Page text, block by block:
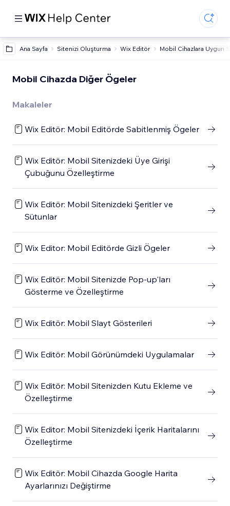
Ana Sayfa Sitenizi Oluşturma Wix Editör Mobil Cihazlara Uygun
Mobil Cihazda Diğer Ögeler
Makaleler
Wix Editör: Mobil Editörde Sabitlenmiş Ögeler
Wix Editör: Mobil Sitenizdeki Üye Girişi
Çubuğunu Özelleştirme
Wix Editör: Mobil Sitenizdeki Şeritler ve
Sütunlar
Wix Editor: Mobil Editörde Gizli Ögeler
Wix Editör: Mobil Sitenizde Pop-up'ları
Gösterme ve Özelleştirme
Wix Editör: Mobil Slayt Gösterileri
Wix Editör: Mobil Görünümdeki Uygulamalar
Wix Editör: Mobil Sitenizden Kutu Ekleme ve
Özelleştirme
Wix Editor: Mobil Sitenizdeki İçerik Haritalarını
Özelleştirme
Wix Editör: Mobil Cihazda Google Harita
Ayarlarınızı Değiştirme